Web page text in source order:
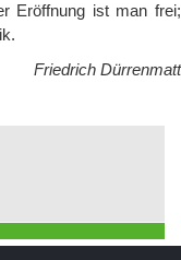
Eröffnung ist man frei;
Friedrich Dürrenmatt